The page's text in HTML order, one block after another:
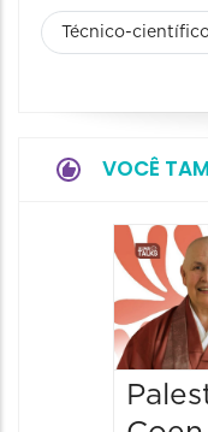
Técnico-
VOCÊ